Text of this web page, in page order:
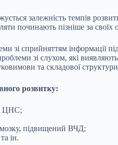
залежність темпів
починають пізніше за своїх
зі сприйняттям інформації
зі слухом, які
та складової
розвитку:
ЦНС;
мозку, підвищений ВЧД;
ін.